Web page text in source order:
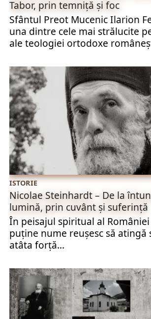
Tabor, prin temniță și foc
Sfântul Preot Mucenic Ilarion
una dintre cele mai strălucite
ale teologiei ortodoxe
ISTORIE
Nicolae Steinhardt – De la
lumină, prin cuvânt și suferință
În peisajul spiritual al României
puține nume reușesc să atingă
atâta forță...